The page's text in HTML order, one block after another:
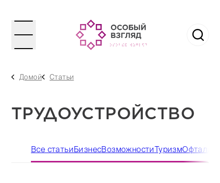
Домой Статьи
ТРУДОУСТРОЙСТВО
Все статьиБизнесВозможностиТуризм